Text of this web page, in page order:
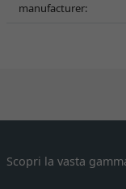
manufacturer:
Scopri la vasta